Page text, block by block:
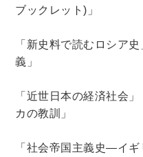
歯学書・歯科衛生士
針灸・漢方
リハ
整形外科学
ブックレット) 」
「新史料で読むロシア
義」
「近世日本の経済社会
カの教訓」
「社会帝国主義史―イギ